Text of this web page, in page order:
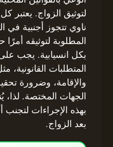
لتوثيق الزواج. يعتبر
ناوي تتجوز أجنبية في
المطلوبة لتوثيقه
بكل انسيابية. يجب
المتطلبات القانونية،
والإقامة، وضرورة
الجهات المختصة. لذا،
بهذه الإجراءات
بعد الزواج.